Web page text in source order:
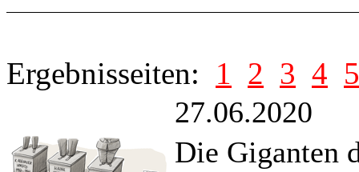
Ergebnisseiten: 1 2 3 4 5
27.06.2020
Die Giganten